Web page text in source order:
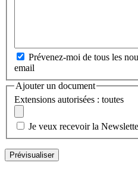
Prévenez-moi de tous les
email
Ajouter un document
Extensions autorisées : toutes
Je veux recevoir la